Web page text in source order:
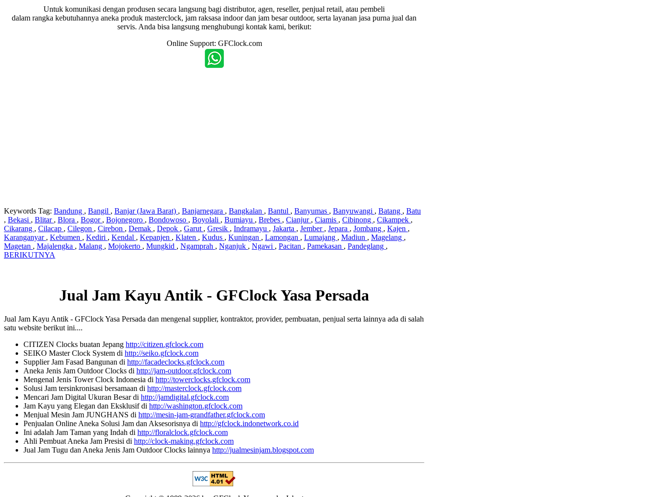
Untuk komunikasi dengan produsen secara langsung bagi distributor, agen, reseller, penjual retail, atau pembeli
dalam rangka kebutuhannya aneka produk masterclock, jam raksasa indoor dan jam besar outdoor, serta layanan jasa purna jual dan
servis. Anda bisa langsung menghubungi kontak kami, berikut:
Online Support: GFClock.com
Keywords Tag: Bandung , Bangil , Banjar (Jawa Barat) , Banjarnegara , Bangkalan , Bantul , Banyumas , Banyuwangi , Batang , Batu
, Bekasi , Blitar , Blora , Bogor , Bojonegoro , Bondowoso , Boyolali , Bumiayu , Brebes , Cianjur , Ciamis , Cibinong , Cikampek ,
Cikarang , Cilacap , Cilegon , Cirebon , Demak , Depok , Garut , Gresik , Indramayu , Jakarta , Jember , Jepara , Jombang , Kajen ,
Karanganyar , Kebumen , Kediri , Kendal , Kepanjen , Klaten , Kudus , Kuningan , Lamongan , Lumajang , Madiun , Magelang ,
Magetan , Majalengka , Malang , Mojokerto , Mungkid , Ngamprah , Nganjuk , Ngawi , Pacitan , Pamekasan , Pandeglang ,
BERIKUTNYA
Jual Jam Kayu Antik - GFClock Yasa Persada
Jual Jam Kayu Antik - GFClock Yasa Persada dan mengenal supplier, kontraktor, provider, pembuatan, penjual serta lainnya ada di salah
satu website berikut ini....
CITIZEN Clocks buatan Jepang http://citizen.gfclock.com
SEIKO Master Clock System di http://seiko.gfclock.com
Supplier Jam Fasad Bangunan di http://facadeclocks.gfclock.com
Aneka Jenis Jam Outdoor Clocks di http://jam-outdoor.gfclock.com
Mengenal Jenis Tower Clock Indonesia di http://towerclocks.gfclock.com
Solusi Jam tersinkronisasi bersamaan di http://masterclock.gfclock.com
Mencari Jam Digital Ukuran Besar di http://jamdigital.gfclock.com
Jam Kayu yang Elegan dan Eksklusif di http://washington.gfclock.com
Menjual Mesin Jam JUNGHANS di http://mesin-jam-grandfather.gfclock.com
Penjualan Online Aneka Solusi Jam dan Aksesorisnya di http://gfclock.indonetwork.co.id
Ini adalah Jam Taman yang Indah di http://floralclock.gfclock.com
Ahli Pembuat Aneka Jam Presisi di http://clock-making.gfclock.com
Jual Jam Tugu dan Aneka Jenis Jam Outdoor Clocks lainnya http://jualmesinjam.blogspot.com